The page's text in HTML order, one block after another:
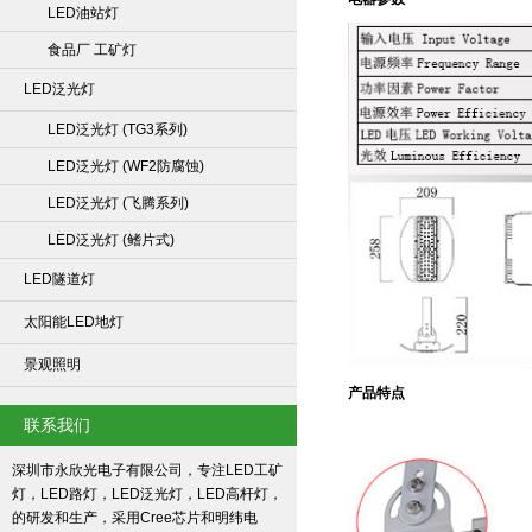
LED油站灯
食品厂 工矿灯
LED泛光灯
LED泛光灯 (TG3系列)
LED泛光灯 (WF2防腐蚀)
LED泛光灯 (飞腾系列)
LED泛光灯 (鳍片式)
LED隧道灯
太阳能LED地灯
景观照明
联系我们
深圳市永欣光电子有限公司，专注LED工矿
灯，LED路灯，LED泛光灯，LED高杆灯，
的研发和生产，采用Cree芯片和明纬电
产品特点